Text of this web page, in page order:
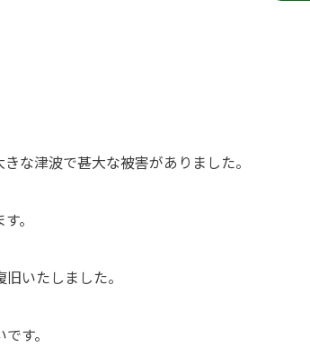
な津波で甚大な被害がありました。
。
いたしました。
す。